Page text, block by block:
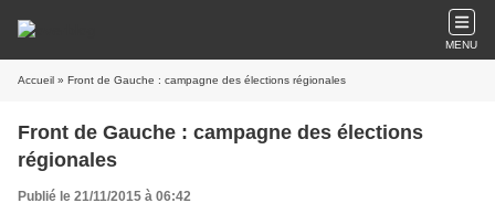
MENU
Accueil » Front de Gauche : campagne des élections régionales
Front de Gauche : campagne des élections
régionales
Publié le 21/11/2015 à 06:42